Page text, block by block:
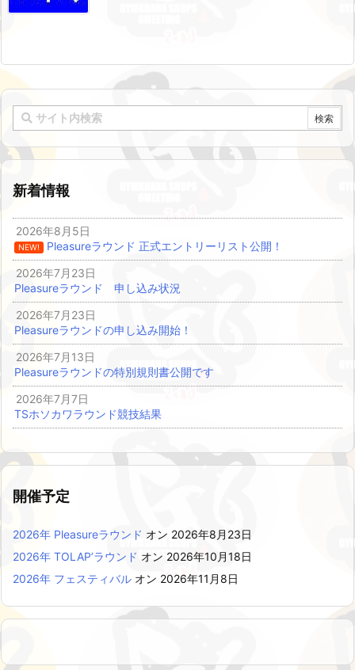
新着情報
2026年8月5日
NEW!
Pleasureラウンド 正式エントリーリスト公開！
2026年7月23日
Pleasureラウンド 申し込み状況
2026年7月23日
Pleasureラウンドの申し込み開始！
2026年7月13日
Pleasureラウンドの特別規則書公開です
2026年7月7日
TSホソカワラウンド競技結果
開催予定
2026年 Pleasureラウンド オン 2026年8月23日
2026年 TOLAP’ラウンド オン 2026年10月18日
2026年 フェスティバル オン 2026年11月8日